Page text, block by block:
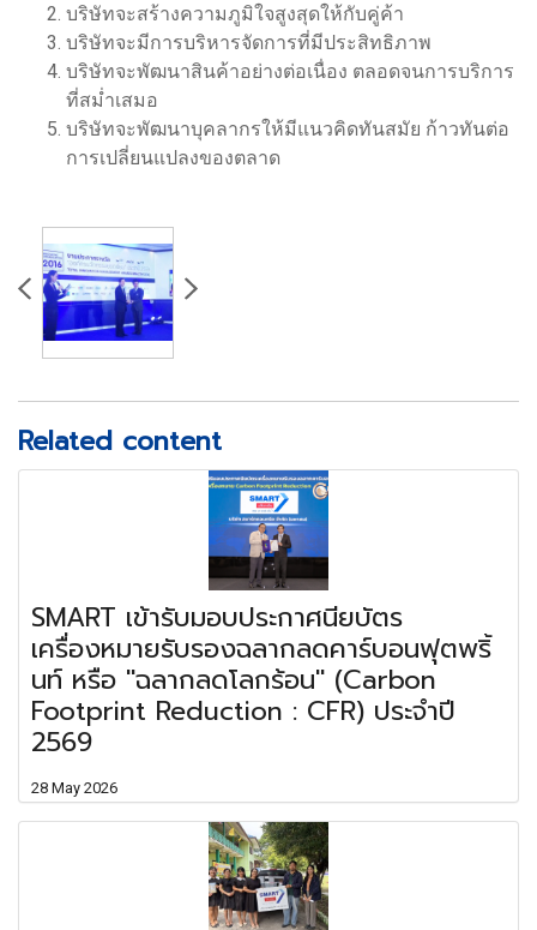
บริษัทจะสร้างความภูมิใจสูงสุดให้กับคู่ค้า
บริษัทจะมีการบริหารจัดการที่มีประสิทธิภาพ
บริษัทจะพัฒนาสินค้าอย่างต่อเนื่อง ตลอดจนการบริการ
ที่สม่ำเสมอ
บริษัทจะพัฒนาบุคลากรให้มีแนวคิดทันสมัย ก้าวทันต่อ
การเปลี่ยนแปลงของตลาด
Related content
SMART เข้ารับมอบประกาศนียบัตร
เครื่องหมายรับรองฉลากลดคาร์บอนฟุตพริ้
นท์ หรือ "ฉลากลดโลกร้อน" (Carbon
Footprint Reduction : CFR) ประจำปี
2569
28 May 2026